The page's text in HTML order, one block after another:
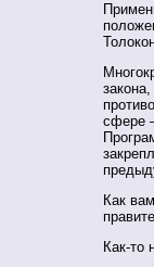
сфере
Как
Как-то